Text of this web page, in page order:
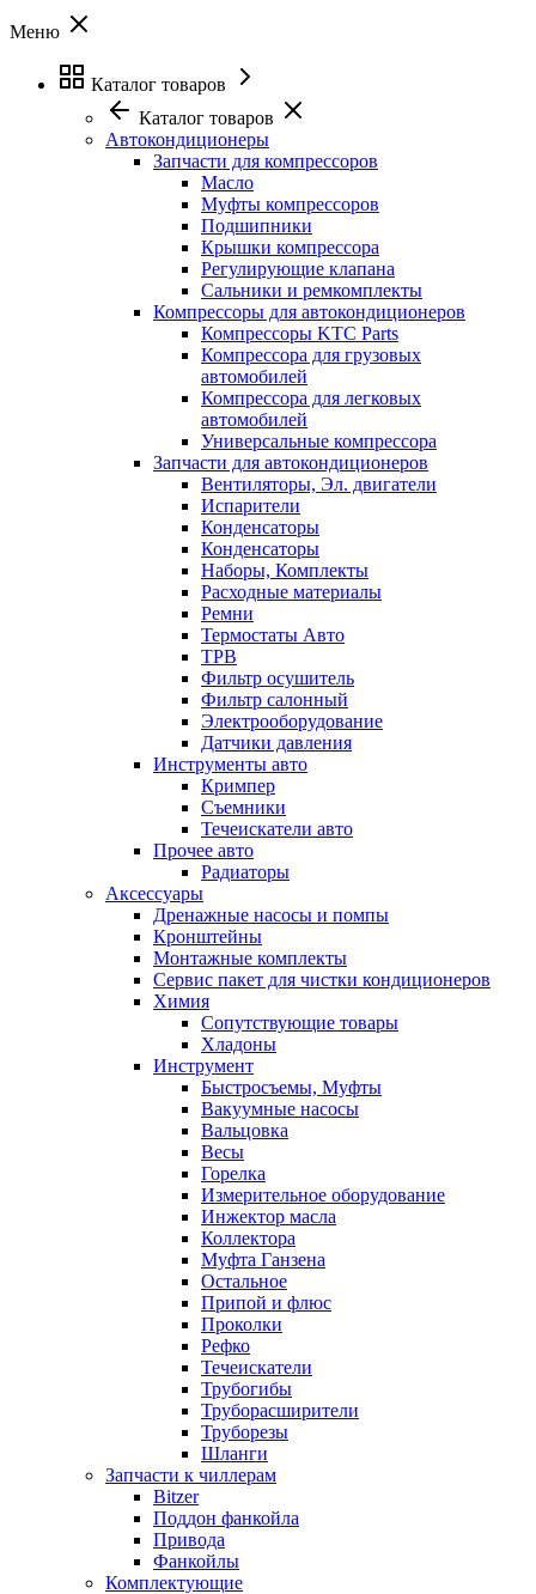
Меню
Каталог товаров
Каталог товаров
Автокондиционеры
Запчасти для компрессоров
Масло
Муфты компрессоров
Подшипники
Крышки компрессора
Регулирующие клапана
Сальники и ремкомплекты
Компрессоры для автокондиционеров
Компрессоры KTC Parts
Компрессора для грузовых
автомобилей
Компрессора для легковых
автомобилей
Универсальные компрессора
Запчасти для автокондиционеров
Вентиляторы, Эл. двигатели
Испарители
Конденсаторы
Конденсаторы
Наборы, Комплекты
Расходные материалы
Ремни
Термостаты Авто
ТРВ
Фильтр осушитель
Фильтр салонный
Электрооборудование
Датчики давления
Инструменты авто
Кримпер
Съемники
Течеискатели авто
Прочее авто
Радиаторы
Аксессуары
Дренажные насосы и помпы
Кронштейны
Монтажные комплекты
Сервис пакет для чистки кондиционеров
Химия
Сопутствующие товары
Хладоны
Инструмент
Быстросъемы, Муфты
Вакуумные насосы
Вальцовка
Весы
Горелка
Измерительное оборудование
Инжектор масла
Коллектора
Муфта Ганзена
Остальное
Припой и флюс
Проколки
Рефко
Течеискатели
Трубогибы
Труборасширители
Труборезы
Шланги
Запчасти к чиллерам
Bitzer
Поддон фанкойла
Привода
Фанкойлы
Комплектующие